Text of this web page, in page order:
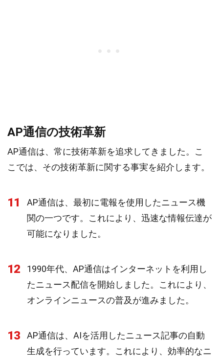
AP通信の技術革新
AP通信は、常に技術革新を追求してきました。こ
こでは、その技術革新に関する事実を紹介します。
11
AP通信は、最初に電報を使用したニュース機
関の一つです。これにより、迅速な情報伝達が
可能になりました。
12
1990年代、AP通信はインターネットを利用し
たニュース配信を開始しました。これにより、
オンラインニュースの普及が進みました。
13
AP通信は、AIを活用したニュース記事の自動
生成を行っています。これにより、効率的なニ